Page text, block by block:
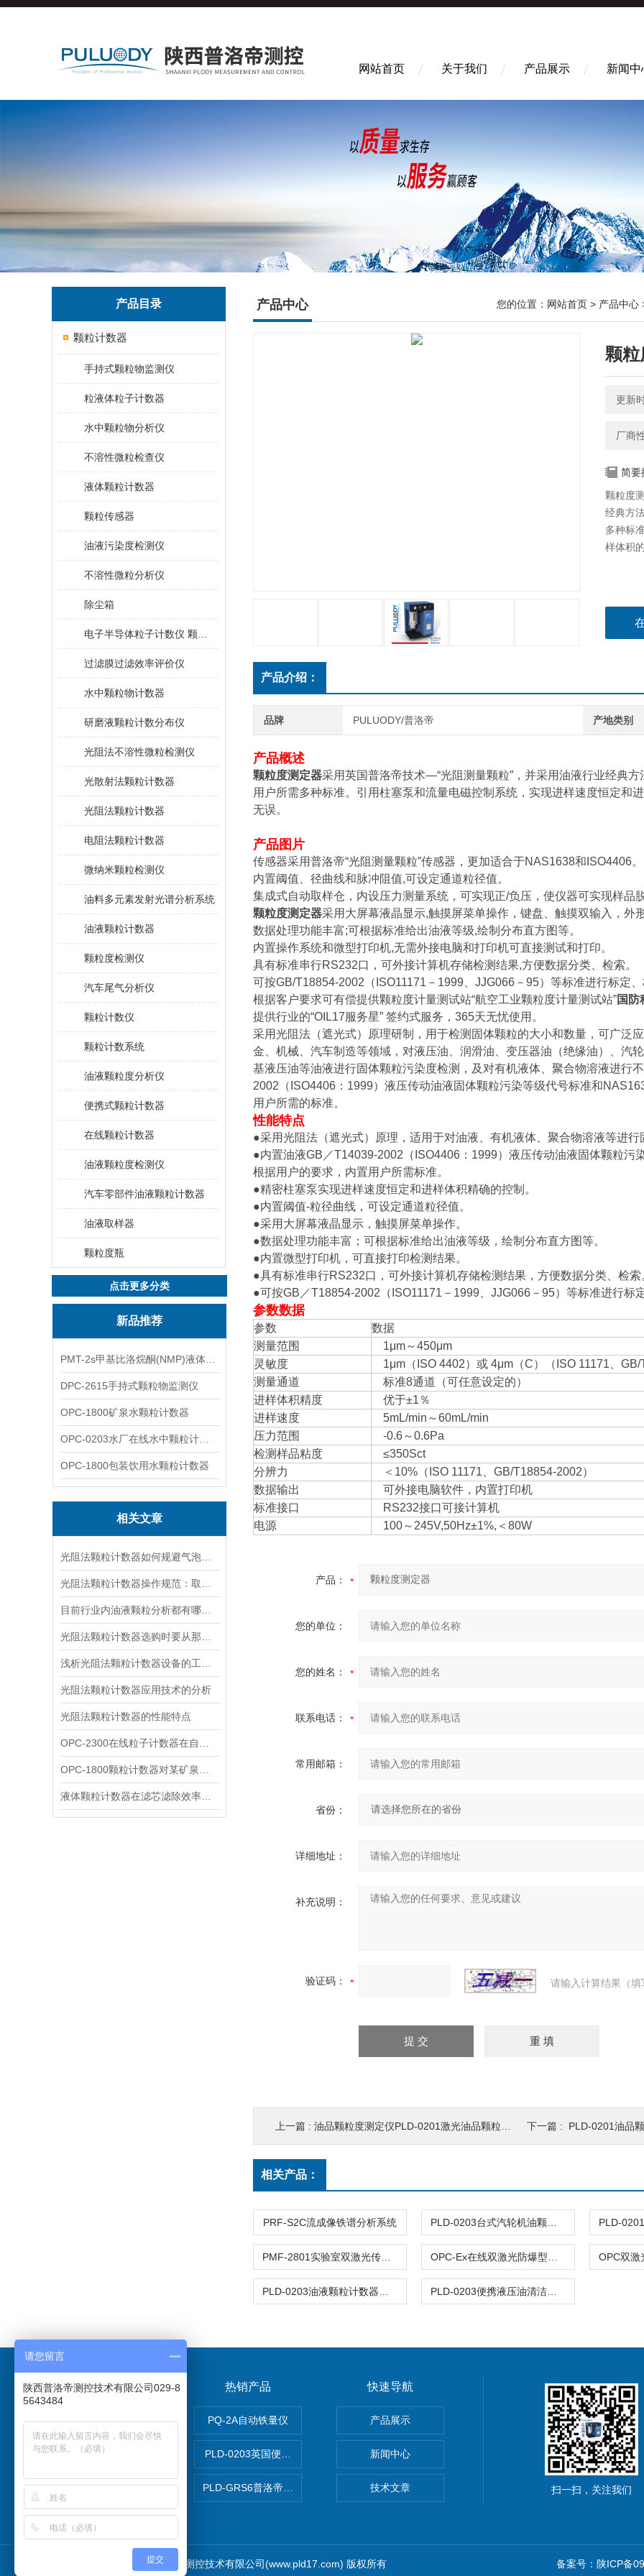
网站首页 关于我们 产品展示 新闻中
产品目录
颗粒计数器
手持式颗粒物监测仪
粒液体粒子计数器
水中颗粒物分析仪
不溶性微粒检查仪
液体颗粒计数器
颗粒传感器
油液污染度检测仪
不溶性微粒分析仪
除尘箱
过滤膜过滤效率评价仪
水中颗粒物计数器
研磨液颗粒计数分布仪
光阻法不溶性微粒检测仪
光散射法颗粒计数器
光阻法颗粒计数器
电阻法颗粒计数器
微纳米颗粒检测仪
油料多元素发射光谱分析系统
油液颗粒计数器
颗粒度检测仪
汽车尾气分析仪
颗粒计数仪
颗粒计数系统
油液颗粒度分析仪
便携式颗粒计数器
在线颗粒计数器
油液颗粒度检测仪
汽车零部件油液颗粒计数器
油液取样器
颗粒度瓶
点击更多分类
新品推荐
DPC-2615手持式颗粒物监测仪
OPC-1800矿泉水颗粒计数器
OPC-1800包装饮用水颗粒计数器
相关文章
光阻法颗粒计数器应用技术的分析
光阻法颗粒计数器的性能特点
产品中心 您的位置： 网站首页 > 产品中心
颗
更新
厂商
简要
颗粒度
经典方
多种标
样体积
产品介绍：
品牌 PULUODY/普洛帝 产地类别
产品概述
颗粒度测定器采用英国普洛帝技术—“光阻测量颗粒”，并采用油液行业经典
用户所需多种标准。引用柱塞泵和流量电磁控制系统，实现进样速度恒定和
无误。
产品图片
传感器采用普洛帝“光阻测量颗粒”传感器，更加适合于NAS1638和ISO4406。
内置阈值、径曲线和脉冲阻值,可设定通道粒径值。
集成式自动取样仓，内设压力测量系统，可实现正/负压，使仪器可实现样品
颗粒度测定器采用大屏幕液晶显示,触摸屏菜单操作，键盘、触摸双输入，外
数据处理功能丰富;可根据标准给出油液等级,绘制分布直方图等。
内置操作系统和微型打印机,无需外接电脑和打印机可直接测试和打印。
具有标准串行RS232口，可外接计算机存储检测结果,方便数据分类、检索。
可按GB/T18854-2002（ISO11171－1999、JJG066－95）等标准进行标定、
根据客户要求可有偿提供颗粒度计量测试站“航空工业颗粒度计量测试站”国防
提供行业的“OIL17服务星” 签约式服务，365天无忧使用。
采用光阻法（遮光式）原理研制，用于检测固体颗粒的大小和数量，可广泛
金、机械、汽车制造等领域，对液压油、润滑油、变压器油（绝缘油）、汽
基液压油等油液进行固体颗粒污染度检测，及对有机液体、聚合物溶液进行
2002（ISO4406：1999）液压传动油液固体颗粒污染等级代号标准和
用户所需的标准。
性能特点
●采用光阻法（遮光式）原理，适用于对油液、有机液体、聚合物溶液等进
●内置油液GB／T14039-2002（ISO4406：1999）液压传动油液固体颗粒
根据用户的要求，内置用户所需标准。
●精密柱塞泵实现进样速度恒定和进样体积精确的控制。
●内置阈值-粒径曲线，可设定通道粒径值。
●采用大屏幕液晶显示，触摸屏菜单操作。
●数据处理功能丰富；可根据标准给出油液等级，绘制分布直方图等。
●内置微型打印机，可直接打印检测结果。
●具有标准串行RS232口，可外接计算机存储检测结果，方便数据分类、检
●可按GB／T18854-2002（ISO11171－1999、JJG066－95）等标准进行标
参数数据
参数
数据
测量范围
1μm～450μm
灵敏度
1μm（ISO 4402）或 4μm（C）（ISO 11171、GB/
测量通道
标准8通道（可任意设定的）
进样体积精度
优于±1％
进样速度
5mL/min～60mL/min
压力范围
-0.6～0.6Pa
检测样品粘度
≤350Sct
分辨力
＜10%（ISO 11171、GB/T18854-2002）
数据输出
可外接电脑软件，内置打印机
标准接口
RS232接口可接计算机
电源
100～245V,50Hz±1%,＜80W
产品：
您的单位：
您的姓名：
联系电话：
常用邮箱：
省份：
详细地址：
补充说明：
验证码： 请输入计算结果（
上一篇 : 油品颗粒度测定仪PLD-0201激光油品颗粒度测定仪 下一篇 : PLD-0201油品
相关产品：
PRF-S2C流成像铁谱分析系统
关于我们
关于我们
在线留言
联系我们
热销产品
PQ-2A自动铁量仪
PLD-0203英国便携式油品颗粒计数器
PLD-GRS6普洛帝全自动微量水分测定仪
快速导航
产品展示
新闻中心
技术文章 扫一扫，关注我们
Copyright © 2026 陕西普洛帝测控技术有限公司(www.pld17.com) 版权所有 备案号：陕ICP备
请您留言
陕西普洛帝测控技术有限公司029-8
5643484
提交